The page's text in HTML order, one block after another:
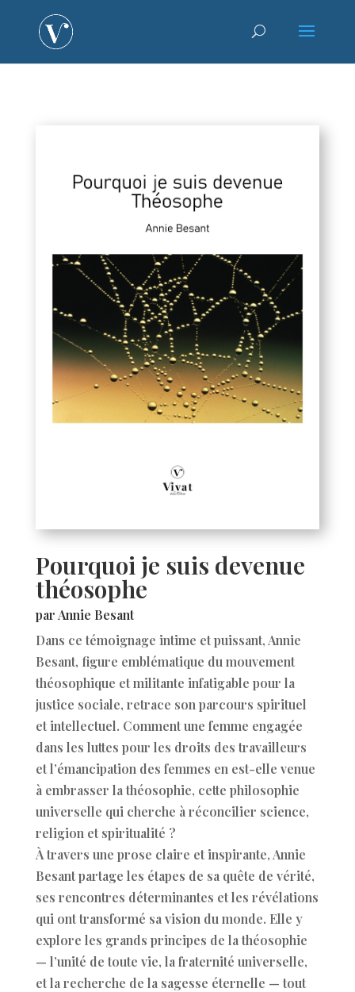
Pourquoi je suis devenue
théosophe
par Annie Besant
Dans ce témoignage intime et puissant, Annie
Besant, figure emblématique du mouvement
théosophique et militante infatigable pour la
justice sociale, retrace son parcours spirituel
et intellectuel. Comment une femme engagée
dans les luttes pour les droits des travailleurs
et l’émancipation des femmes en est-elle venue
à embrasser la théosophie, cette philosophie
universelle qui cherche à réconcilier science,
religion et spiritualité ?
À travers une prose claire et inspirante, Annie
Besant partage les étapes de sa quête de vérité,
ses rencontres déterminantes et les révélations
qui ont transformé sa vision du monde. Elle y
explore les grands principes de la théosophie
— l’unité de toute vie, la fraternité universelle,
et la recherche de la sagesse éternelle — tout